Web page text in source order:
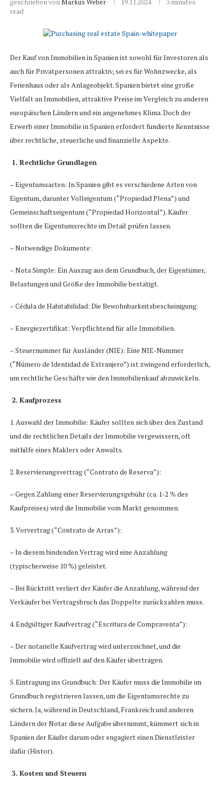
read
Der Kauf von Immobilien in Spanien ist sowohl für Investoren als
auch für Privatpersonen attraktiv, sei es für Wohnzwecke, als
Ferienhaus oder als Anlageobjekt. Spanien bietet eine große
Vielfalt an Immobilien, attraktive Preise im Vergleich zu anderen
europäischen Ländern und ein angenehmes Klima. Doch der
Erwerb einer Immobilie in Spanien erfordert fundierte Kenntnisse
über rechtliche, steuerliche und finanzielle Aspekte.
1. Rechtliche Grundlagen
– Eigentumsarten: In Spanien gibt es verschiedene Arten von
Eigentum, darunter Volleigentum (“Propiedad Plena”) und
Gemeinschaftseigentum (“Propiedad Horizontal”). Käufer
sollten die Eigentumsrechte im Detail prüfen lassen.
– Notwendige Dokumente:
– Nota Simple: Ein Auszug aus dem Grundbuch, der Eigentümer,
Belastungen und Größe der Immobilie bestätigt.
– Cédula de Habitabilidad: Die Bewohnbarkeitsbescheinigung.
– Energiezertifikat: Verpflichtend für alle Immobilien.
– Steuernummer für Ausländer (NIE): Eine NIE-Nummer
(“Número de Identidad de Extranjero”) ist zwingend erforderlich,
um rechtliche Geschäfte wie den Immobilienkauf abzuwickeln.
2. Kaufprozess
1. Auswahl der Immobilie: Käufer sollten sich über den Zustand
und die rechtlichen Details der Immobilie vergewissern, oft
mithilfe eines Maklers oder Anwalts.
2. Reservierungsvertrag (“Contrato de Reserva”):
– Gegen Zahlung einer Reservierungsgebühr (ca. 1-2 % des
Kaufpreises) wird die Immobilie vom Markt genommen.
3. Vorvertrag (“Contrato de Arras”):
– In diesem bindenden Vertrag wird eine Anzahlung
(typischerweise 10 %) geleistet.
– Bei Rücktritt verliert der Käufer die Anzahlung, während der
Verkäufer bei Vertragsbruch das Doppelte zurückzahlen muss.
4. Endgültiger Kaufvertrag (“Escritura de Compraventa”):
– Der notarielle Kaufvertrag wird unterzeichnet, und die
Immobilie wird offiziell auf den Käufer übertragen.
5. Eintragung ins Grundbuch: Der Käufer muss die Immobilie im
Grundbuch registrieren lassen, um die Eigentumsrechte zu
sichern. Ja, während in Deutschland, Frankreich und anderen
Ländern der Notar diese Aufgabe übernimmt, kümmert sich in
Spanien der Käufer darum oder engagiert einen Dienstleister
dafür (Histor).
3. Kosten und Steuern